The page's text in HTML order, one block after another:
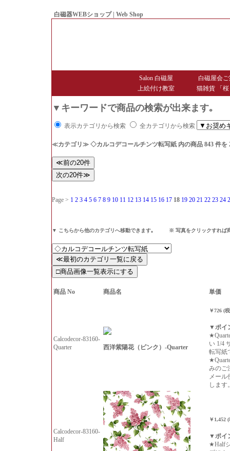
白磁器WEBショップ | Web Shop
Salon 白磁屋
白磁屋会
上絵付け教室
猫雑貨 「
▼キーワードで商品の検索が出来ます｡
表示カテゴリから検索 全カテゴリから検索
≪カテゴリ≫ ◇カルコデコールチンツ転写紙 内の商品 843 件
Page > 1 2 3 4 5 6 7 8 9 10 11 12 13 14 15 16 17 18 19 20 21 22 23 24
▼ こちらから他のカテゴリへ移動できます｡ ※ 写真をクリックすれば商
商品 No 商品名 単価
Calcodecor-83160-
Quarter
西洋紫陽花（ピンク）-Quarter
￥726 (
▼ポイ
い 1/4
転写紙
みのご
メール
します
Calcodecor-83160-
Half
￥1,452
▼ポイ
★Half